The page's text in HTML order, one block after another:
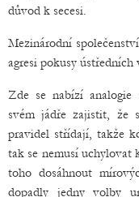
důvod k secesi.
Mezinárodní
agresi pokusy
Zde se nabízí analogie
svém jádře zajistit, že
pravidel střídají, takže
tak se nemusí uchylovat
toho dosáhnout
dopadly jedny volby